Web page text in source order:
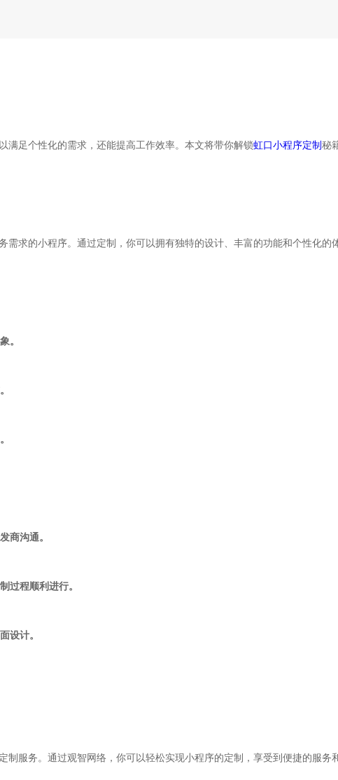
满足个性化的需求，还能提高工作效率。本文将带你解锁虹口小程序定制秘
求的小程序。通过定制，你可以拥有独特的设计、丰富的功能和个性化的
。
商沟通。
过程顺利进行。
设计。
制服务。通过观智网络，你可以轻松实现小程序的定制，享受到便捷的服务